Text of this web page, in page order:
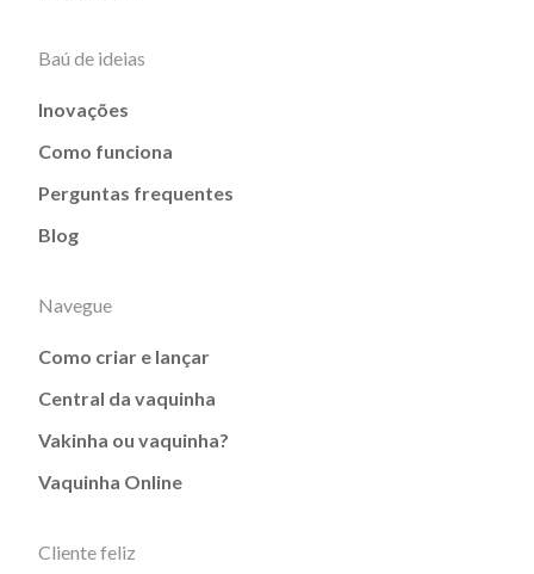
Baú de ideias
Inovações
Como funciona
Perguntas frequentes
Blog
Navegue
Como criar e lançar
Central da vaquinha
Vakinha ou vaquinha?
Vaquinha Online
Cliente feliz